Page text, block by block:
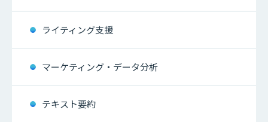
ライティング支援
マーケティング・データ分析
テキスト要約